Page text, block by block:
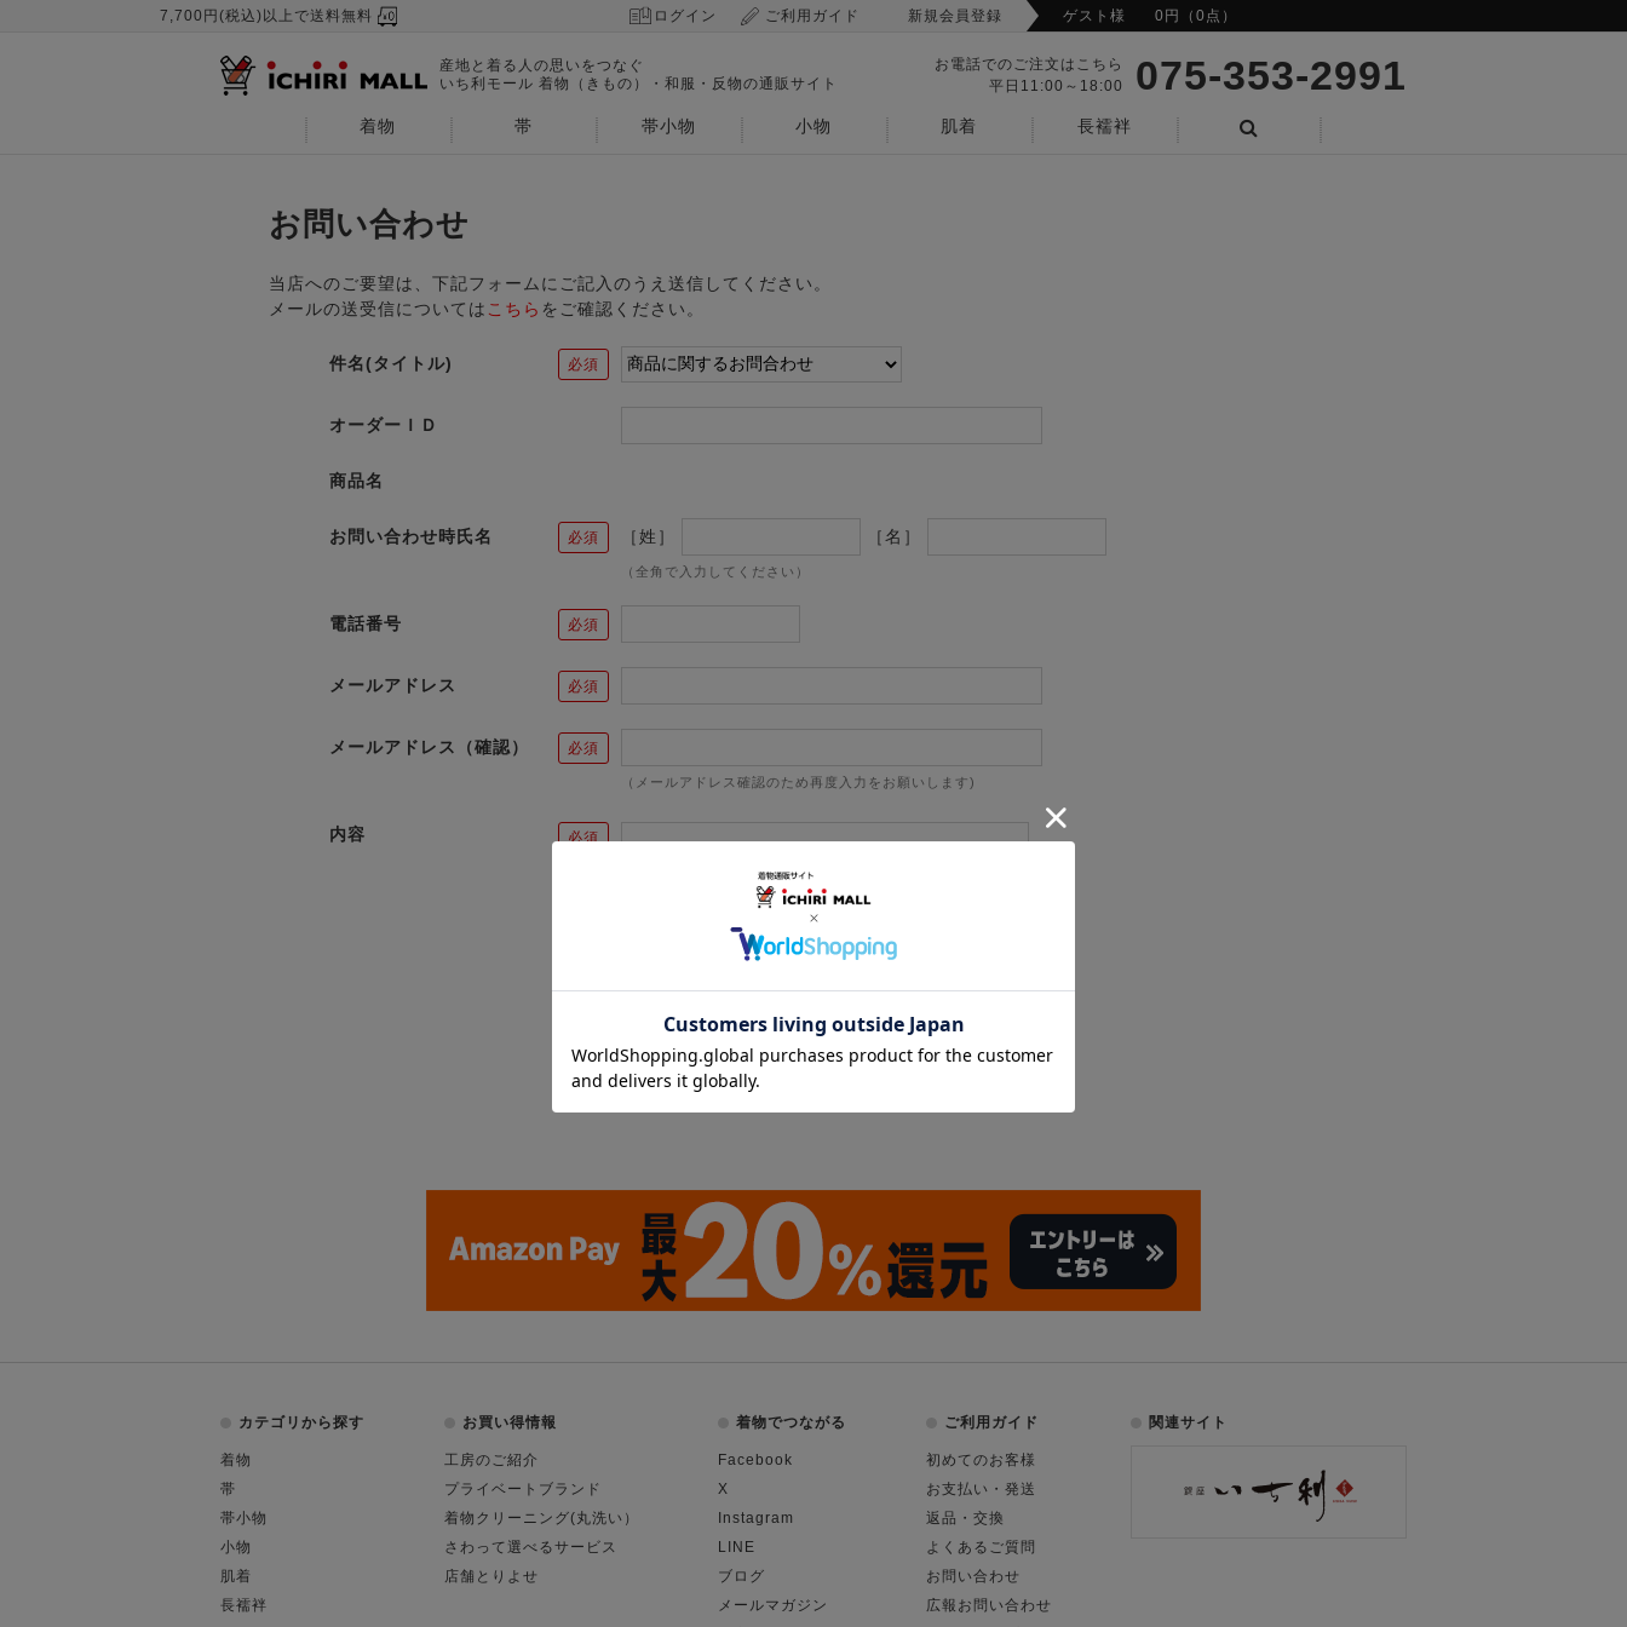
7,700円(税込)以上で送料無料 ログイン ご利用ガイド 新規会員登録 ゲスト様 0円（0点）
産地と着る人の思いをつなぐ
いち利モール 着物（きもの）・和服・反物の通販サイト
お電話でのご注文はこちら
平日11:00～18:00
075-353-2991
着物 帯 帯小物 小物 肌着
長襦袢
お問い合わせ
当店へのご要望は、下記フォームにご記入のうえ送信してください。
メールの送受信については こちら をご確認ください。
件名(タイトル)
オーダーＩＤ
商品名
お問い合わせ時氏名 ［姓］ ［名］
（全角で入力してください）
電話番号
メールアドレス
メールアドレス（確認）
（メールアドレス確認のため再度入力をお願いします)
内容
カテゴリから探す
着物
帯
帯小物
小物
肌着
長襦袢
お買い得情報
工房のご紹介
プライベートブランド
着物クリーニング(丸洗い）
さわって選べるサービス
店舗とりよせ
着物でつながる
Facebook
X
Instagram
LINE
ブログ
メールマガジン
ご利用ガイド
初めてのお客様
お支払い・発送
返品・交換
よくあるご質問
お問い合わせ
広報お問い合わせ
関連サイト